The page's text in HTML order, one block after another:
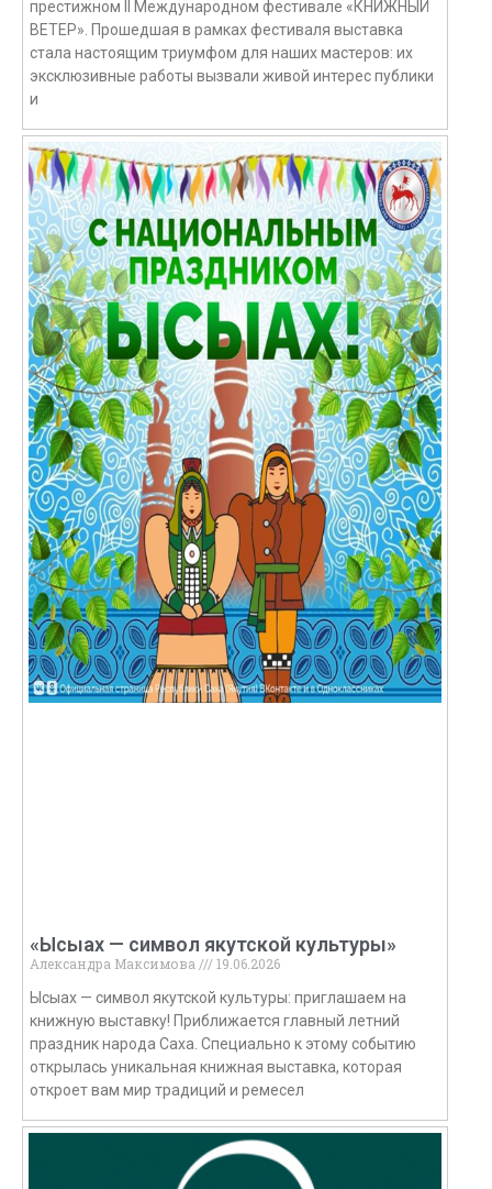
престижном II Международном фестивале «КНИЖНЫЙ
ВЕТЕР». Прошедшая в рамках фестиваля выставка
стала настоящим триумфом для наших мастеров: их
эксклюзивные работы вызвали живой интерес публики
и
«Ысыах — символ якутской культуры»
Александра Максимова
19.06.2026
Ысыах — символ якутской культуры: приглашаем на
книжную выставку! Приближается главный летний
праздник народа Саха. Специально к этому событию
открылась уникальная книжная выставка, которая
откроет вам мир традиций и ремесел